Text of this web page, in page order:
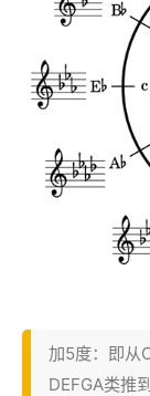
加5度：即从
DEFGA类推